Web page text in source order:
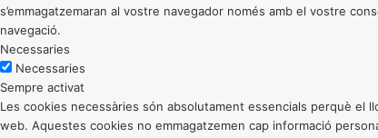
s’emmagatzemaran al vostre navegador només amb el vostre
navegació.
Necessaries
Necessaries
Sempre activat
Les cookies necessàries són absolutament essencials perquè
web. Aquestes cookies no emmagatzemen cap informació